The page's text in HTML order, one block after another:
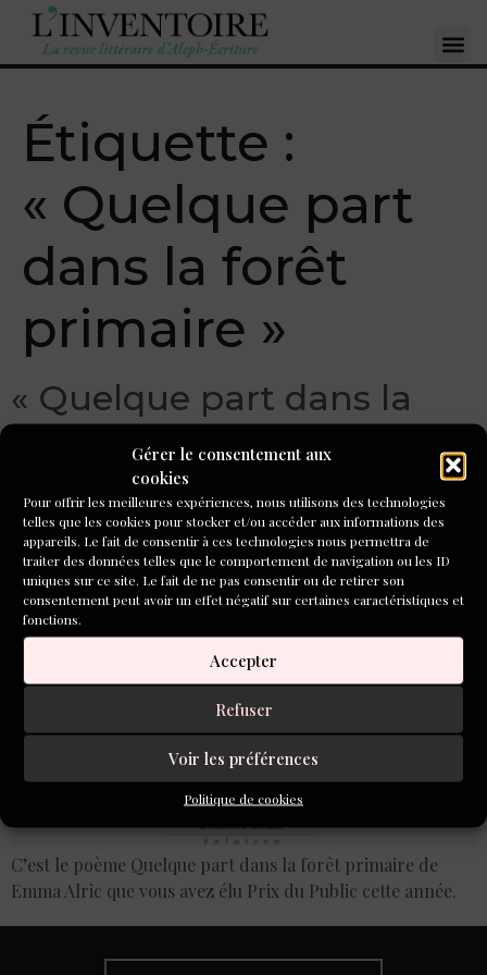
Gérer le consentement aux
cookies
Pour offrir les meilleures expériences, nous utilisons des technologies
telles que les cookies pour stocker et/ou accéder aux informations des
appareils. Le fait de consentir à ces technologies nous permettra de
traiter des données telles que le comportement de navigation ou les ID
uniques sur ce site. Le fait de ne pas consentir ou de retirer son
consentement peut avoir un effet négatif sur certaines caractéristiques et
fonctions.
Accepter
Refuser
Voir les préférences
Politique de cookies
Étiquette :
« Quelque part
dans la forêt
primaire »
« Quelque part dans la
forêt primaire », prix du
public de L’Inventoire !
C’est le poème Quelque part dans la forêt primaire de
Emma Alric que vous avez élu Prix du Public cette année.